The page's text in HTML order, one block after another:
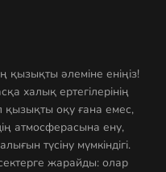
қызықты әлеміне еніңіз!
халық ертегілерінің
қызықты оқу ғана емес,
атмосферасына ену,
түсіну мүмкіндігі.
жарайды: олар